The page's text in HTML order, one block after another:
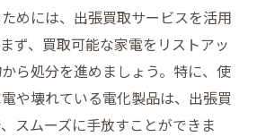
めには、出張買取サービスを活用
ず、買取可能な家電をリストアッ
ら処分を進めましょう。特に、使
や壊れている電化製品は、出張買
スムーズに手放すことができま